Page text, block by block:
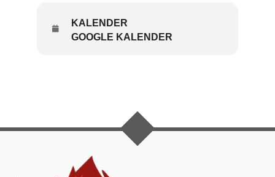
KALENDER
GOOGLE KALENDER